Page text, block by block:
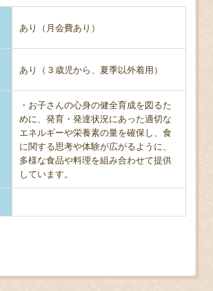
あり（月会費あり）
あり（３歳児から、夏季以外着用）
・お子さんの心身の健全育成を図るた
めに、発育・発達状況にあった適切な
エネルギーや栄養素の量を確保し、食
に関する思考や体験が広がるように、
多様な食品や料理を組み合わせて提供
しています。